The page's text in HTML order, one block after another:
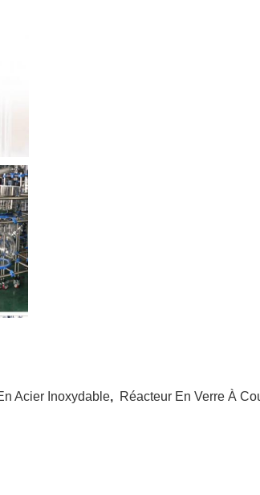
Acier Inoxydable, Réacteur En Verre À